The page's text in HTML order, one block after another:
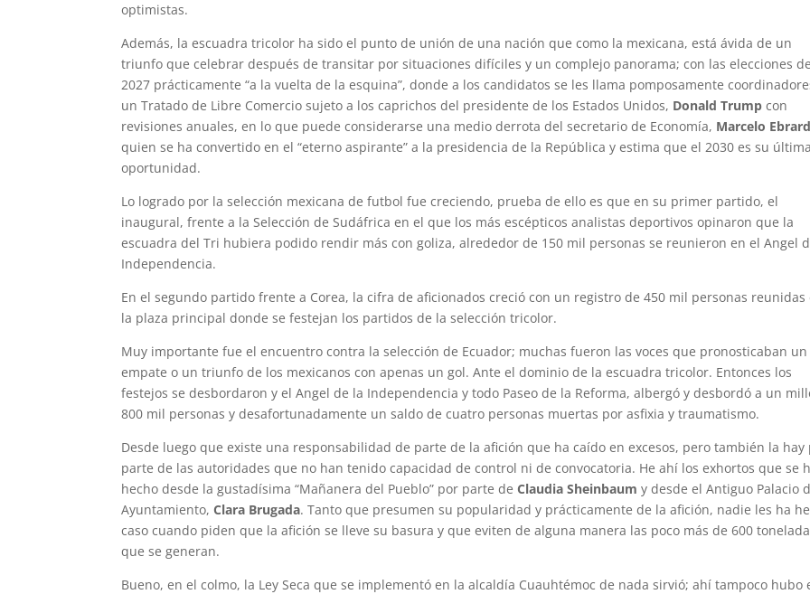
optimistas.
Además, la escuadra tricolor ha sido el punto de unión de una nación que como la mexicana, está ávida de un
triunfo que celebrar después de transitar por situaciones difíciles y un complejo panorama; con las elecciones
2027 prácticamente “a la vuelta de la esquina”, donde a los candidatos se les llama pomposamente
un Tratado de Libre Comercio sujeto a los caprichos del presidente de los Estados Unidos, Donald Trump con
revisiones anuales, en lo que puede considerarse una medio derrota del secretario de Economía, Marcelo Ebrard
quien se ha convertido en el “eterno aspirante” a la presidencia de la República y estima que el 2030 es su última
oportunidad.
Lo logrado por la selección mexicana de futbol fue creciendo, prueba de ello es que en su primer partido, el
inaugural, frente a la Selección de Sudáfrica en el que los más escépticos analistas deportivos opinaron que la
escuadra del Tri hubiera podido rendir más con goliza, alrededor de 150 mil personas se reunieron en el Angel
Independencia.
En el segundo partido frente a Corea, la cifra de aficionados creció con un registro de 450 mil personas reunidas
la plaza principal donde se festejan los partidos de la selección tricolor.
Muy importante fue el encuentro contra la selección de Ecuador; muchas fueron las voces que pronosticaban un
empate o un triunfo de los mexicanos con apenas un gol. Ante el dominio de la escuadra tricolor. Entonces los
festejos se desbordaron y el Angel de la Independencia y todo Paseo de la Reforma, albergó y desbordó a un
800 mil personas y desafortunadamente un saldo de cuatro personas muertas por asfixia y traumatismo.
Desde luego que existe una responsabilidad de parte de la afición que ha caído en excesos, pero también la hay
parte de las autoridades que no han tenido capacidad de control ni de convocatoria. He ahí los exhortos que se
hecho desde la gustadísima “Mañanera del Pueblo” por parte deClaudia Sheinbaum y desde el Antiguo Palacio
Ayuntamiento,Clara Brugada. Tanto que presumen su popularidad y prácticamente de la afición, nadie les ha
caso cuando piden que la afición se lleve su basura y que eviten de alguna manera las poco más de 600
que se generan.
Bueno, en el colmo, la Ley Seca que se implementó en la alcaldía Cuauhtémoc de nada sirvió; ahí tampoco hubo